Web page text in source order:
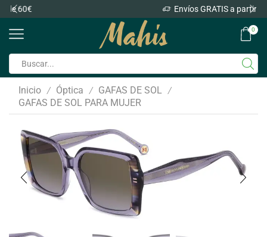
Envíos GRATIS a partir de 60€
0
Inicio / Óptica / GAFAS DE SOL /
GAFAS DE SOL PARA MUJER